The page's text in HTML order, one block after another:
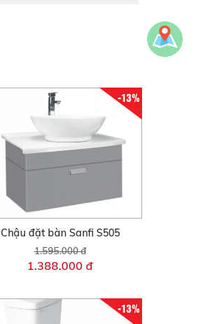
-13%
Chậu đặt bàn Sanfi S505
1.595.000 đ
1.388.000 đ
-13%